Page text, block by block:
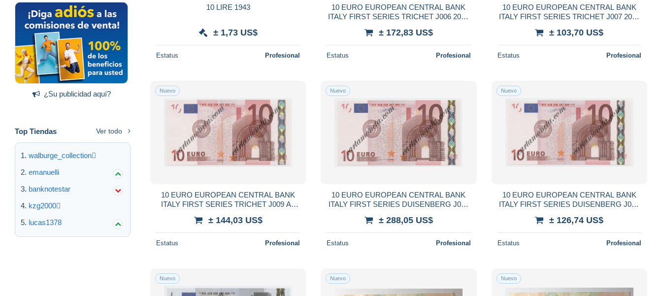
¿Su publicidad aquí?
Top Tiendas Ver todo
walburge_collection
emanuelli
banknotestar
kzg2000
lucas1378
10 LIRE 1943
± 1,73 US$
Estatus Profesional
10 EURO EUROPEAN CENTRAL BANK
ITALY FIRST SERIES TRICHET J006 2002
± 172,83 US$
Estatus Profesional
10 EURO EUROPEAN CENTRAL BANK
ITALY FIRST SERIES TRICHET J007 2002
± 103,70 US$
Estatus Profesional
Nuevo
10 EURO EUROPEAN CENTRAL BANK
ITALY FIRST SERIES TRICHET J009 A1
± 144,03 US$
Estatus Profesional
Nuevo
10 EURO EUROPEAN CENTRAL BANK
ITALY FIRST SERIES DUISENBERG J004
± 288,05 US$
Estatus Profesional
Nuevo
10 EURO EUROPEAN CENTRAL BANK
ITALY FIRST SERIES DUISENBERG J003
± 126,74 US$
Estatus Profesional
Nuevo Nuevo Nuevo